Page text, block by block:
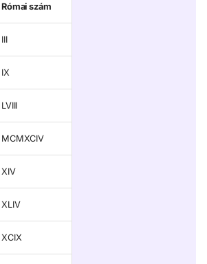
Római szám
III
IX
LVIII
MCMXCIV
XIV
XLIV
XCIX